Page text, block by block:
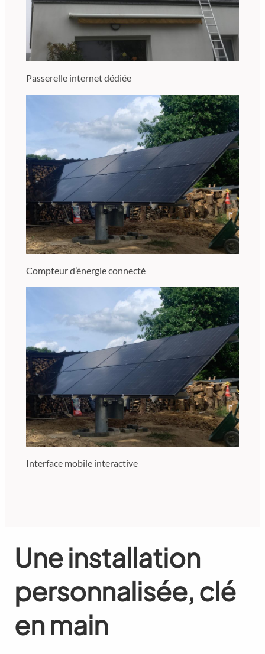
Passerelle internet dédiée
Compteur d’énergie connecté
Interface mobile interactive
Une installation
personnalisée, clé
en main